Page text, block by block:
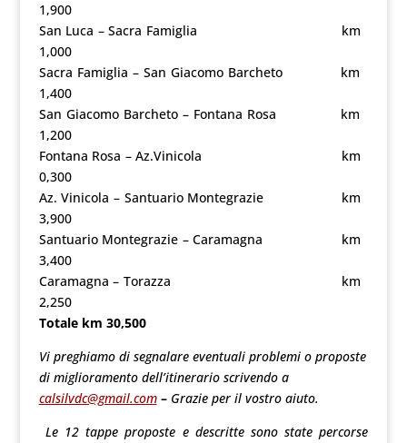
1,900
San Luca – Sacra Famiglia km
1,000
Sacra Famiglia – San Giacomo Barcheto km
1,400
San Giacomo Barcheto – Fontana Rosa km
1,200
Fontana Rosa – Az.Vinicola km
0,300
Az. Vinicola – Santuario Montegrazie km
3,900
Santuario Montegrazie – Caramagna km
3,400
Caramagna – Torazza km
2,250
Totale km 30,500
Vi preghiamo di segnalare eventuali problemi o proposte
di miglioramento dell’itinerario scrivendo a
calsilvdc@gmail.com– Grazie per il vostro aiuto.
Le 12 tappe proposte e descritte sono state percorse